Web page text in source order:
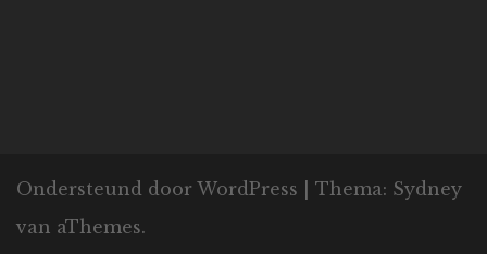
Ondersteund door WordPress Thema: Sydney
van aThemes.